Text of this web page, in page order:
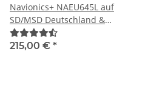
Navionics+ NAEU645L auf
SD/MSD Deutschland &
Dänemark Skagerrak &
Kattegat (45XG)
215,00 € *